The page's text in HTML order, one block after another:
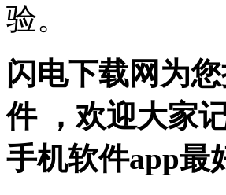
验。
闪电下载网为
件 ，欢迎大家
手机软件app最